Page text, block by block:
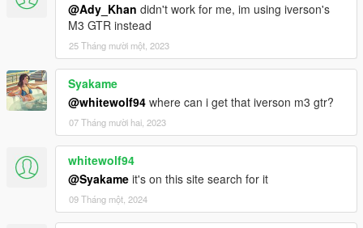
@Ady_Khan didn't work for me, im using iverson's
M3 GTR instead
25 Tháng mười một, 2023
Syakame
@whitewolf94 where can i get that iverson m3 gtr?
07 Tháng mười hai, 2023
whitewolf94
@Syakame it's on this site search for it
09 Tháng một, 2024